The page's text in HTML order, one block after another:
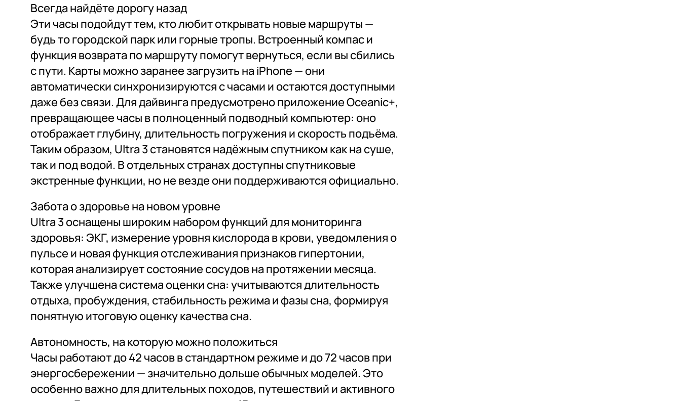
Всегда найдёте дорогу назад
Эти часы подойдут тем, кто любит открывать новые маршруты —
будь то городской парк или горные тропы. Встроенный компас и
функция возврата по маршруту помогут вернуться, если вы сбились
с пути. Карты можно заранее загрузить на iPhone — они
автоматически синхронизируются с часами и остаются доступными
даже без связи. Для дайвинга предусмотрено приложение Oceanic+,
превращающее часы в полноценный подводный компьютер: оно
отображает глубину, длительность погружения и скорость подъёма.
Таким образом, Ultra 3 становятся надёжным спутником как на суше,
так и под водой. В отдельных странах доступны спутниковые
экстренные функции, но не везде они поддерживаются официально.
Забота о здоровье на новом уровне
Ultra 3 оснащены широким набором функций для мониторинга
здоровья: ЭКГ, измерение уровня кислорода в крови, уведомления о
пульсе и новая функция отслеживания признаков гипертонии,
которая анализирует состояние сосудов на протяжении месяца.
Также улучшена система оценки сна: учитываются длительность
отдыха, пробуждения, стабильность режима и фазы сна, формируя
понятную итоговую оценку качества сна.
Автономность, на которую можно положиться
Часы работают до 42 часов в стандартном режиме и до 72 часов при
энергосбережении — значительно дольше обычных моделей. Это
особенно важно для длительных походов, путешествий и активного